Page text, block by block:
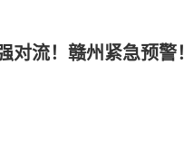
对流！赣州紧急预警！